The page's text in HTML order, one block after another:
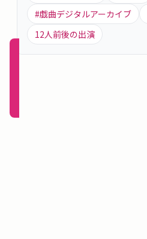
ン
新規
#戯曲デジタルアーカイブ
12人前後の出演